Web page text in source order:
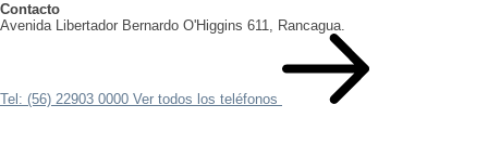
Contacto
Avenida Libertador Bernardo O'Higgins 611, Rancagua.
Tel: (56) 22903 0000 Ver todos los teléfonos